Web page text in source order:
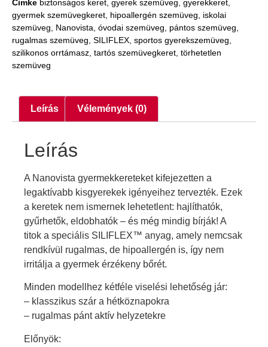
Cimke biztonságos keret gyerek szemüveg gyerekkeret
gyermek szemüvegkeret hipoallergén szemüveg
iskolai
szemüveg
Nanovista óvodai szemüveg pántos szemüveg
rugalmas szemüveg SILIFLEX sportos gyerekszemüveg
szilikonos orrtámasz tartós szemüvegkeret törhetetlen
szemüveg
Leírás Vélemények (0)
Leírás
A Nanovista gyermekkereteket kifejezetten a
legaktívabb kisgyerekek igényeihez tervezték. Ezek
a keretek nem ismernek lehetetlent: hajlíthatók,
gyűrhetők, eldobhatók – és még mindig bírják! A
titok a speciális SILIFLEX™ anyag, amely nemcsak
rendkívül rugalmas, de hipoallergén is, így nem
irritálja a gyermek érzékeny bőrét.
Minden modellhez kétféle viselési lehetőség jár:
– klasszikus szár a hétköznapokra
– rugalmas pánt aktív helyzetekre
Előnyök: